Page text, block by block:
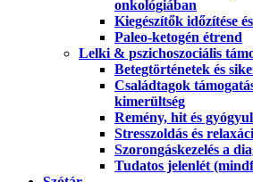
onkológiában
Kiegészítők időzítése
Paleo-ketogén étrend
Lelki & pszichoszociális
Betegtörténetek és
Családtagok
kimerültség
Remény, hit és
Stresszoldás és
Szorongáskezelés a
Tudatos jelenlét